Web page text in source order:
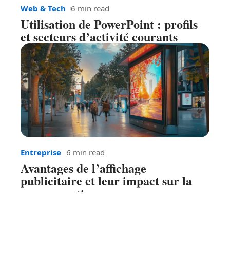
Web & Tech 6 min read
Utilisation de PowerPoint : profils
et secteurs d’activité courants
Entreprise 6 min read
Avantages de l’affichage
publicitaire et leur impact sur la
consommation